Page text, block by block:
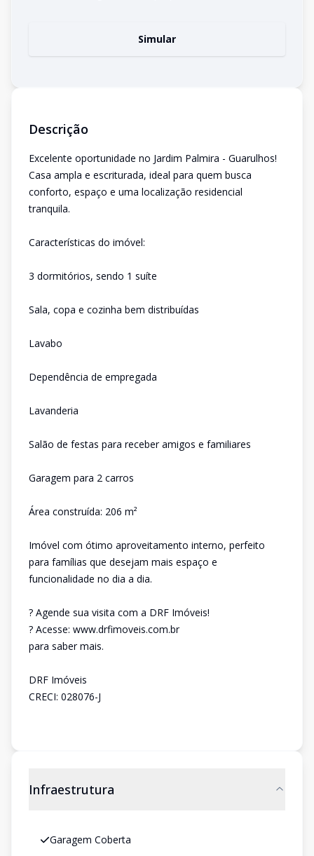
Simular
Descrição
Excelente oportunidade no Jardim Palmira - Guarulhos!
Casa ampla e escriturada, ideal para quem busca
conforto, espaço e uma localização residencial
tranquila.
Características do imóvel:
3 dormitórios, sendo 1 suíte
Sala, copa e cozinha bem distribuídas
Lavabo
Dependência de empregada
Lavanderia
Salão de festas para receber amigos e familiares
Garagem para 2 carros
Área construída: 206 m²
Imóvel com ótimo aproveitamento interno, perfeito
para famílias que desejam mais espaço e
funcionalidade no dia a dia.
? Agende sua visita com a DRF Imóveis!
? Acesse: www.drfimoveis.com.br
para saber mais.
DRF Imóveis
CRECI: 028076-J
Infraestrutura
Garagem Coberta